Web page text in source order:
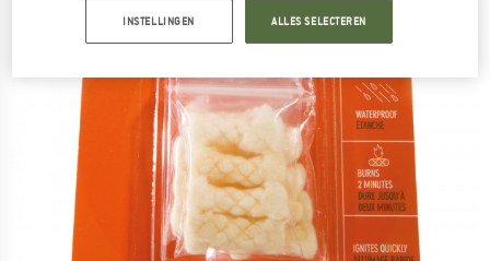
INSTELLINGEN ALLES SELECTEREN